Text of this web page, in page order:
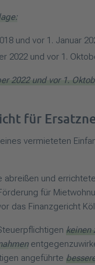
und vor 1. Januar
2022 und vor 1.
2022 und vor 1.
für
vermieteten
und
für
das Finanzgericht
keinen
angeführte